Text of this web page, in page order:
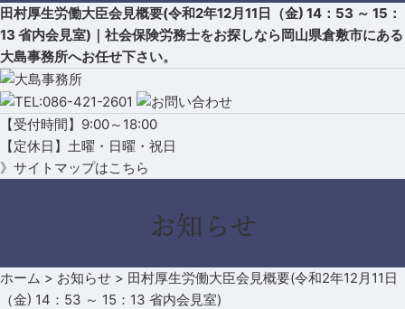
田村厚生労働大臣会見概要(令和2年12月11日（金) 14：53 ～ 15：
13 省内会見室)｜社会保険労務士をお探しなら岡山県倉敷市にある
大島事務所へお任せ下さい。
【受付時間】9:00～18:00
【定休日】土曜・日曜・祝日
》サイトマップはこちら
お知らせ
ホーム > お知らせ > 田村厚生労働大臣会見概要(令和2年12月11日
（金) 14：53 ～ 15：13 省内会見室)